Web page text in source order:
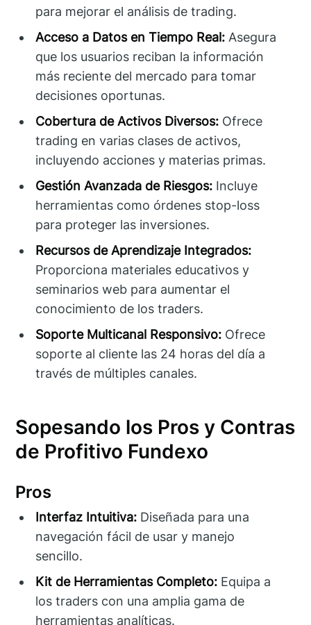
para mejorar el análisis de trading.
Acceso a Datos en Tiempo Real: Asegura
que los usuarios reciban la información
más reciente del mercado para tomar
decisiones oportunas.
Cobertura de Activos Diversos: Ofrece
trading en varias clases de activos,
incluyendo acciones y materias primas.
Gestión Avanzada de Riesgos: Incluye
herramientas como órdenes stop-loss
para proteger las inversiones.
Recursos de Aprendizaje Integrados:
Proporciona materiales educativos y
seminarios web para aumentar el
conocimiento de los traders.
Soporte Multicanal Responsivo: Ofrece
soporte al cliente las 24 horas del día a
través de múltiples canales.
Sopesando los Pros y Contras
de Profitivo Fundexo
Pros
Interfaz Intuitiva: Diseñada para una
navegación fácil de usar y manejo
sencillo.
Kit de Herramientas Completo: Equipa a
los traders con una amplia gama de
herramientas analíticas.